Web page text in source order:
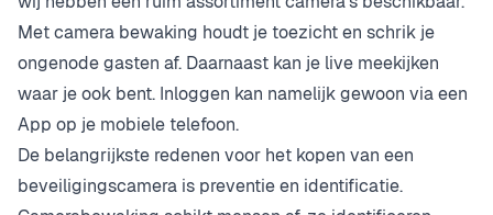
Met camera bewaking houdt je toezicht en schrik je
ongenode gasten af. Daarnaast kan je live meekijken
waar je ook bent. Inloggen kan namelijk gewoon via een
App op je mobiele telefoon.
De belangrijkste redenen voor het kopen van een
beveiligingscamera is preventie en identificatie.